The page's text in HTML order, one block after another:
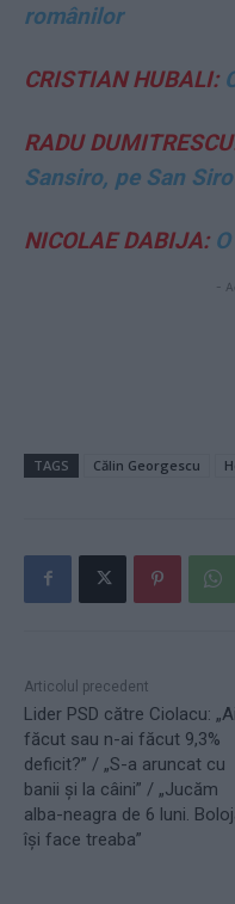
românilor
CRISTIAN HUBALI:
RADU
Sansiro, pe San Siro
NICOLAE DABIJA:O
-
TAGS Călin Georgescu
Articolul precedent
Lider PSD către Ciolacu: „Ai
făcut sau n-ai făcut 9,3%
deficit?” / „S-a aruncat cu
banii și la câini” / „Jucăm
alba-neagra de 6 luni.
își face treaba”